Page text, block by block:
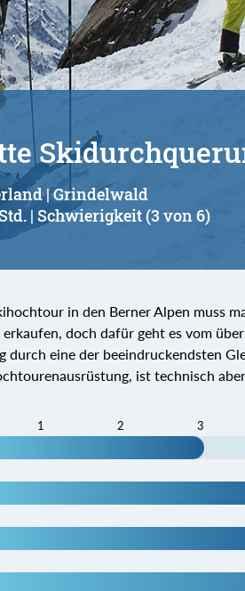
| Grindelwald
| Schwierigkeit (3 von 6)
in den Berner Alpen muss
doch dafür geht es vom
durch eine der beeindruckendsten
ist technisch
1 2 3